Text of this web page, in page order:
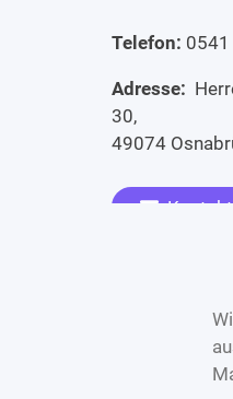
Telefon:
Adresse:
30,
49074